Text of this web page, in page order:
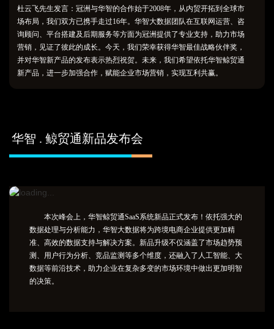
的价值释放与循环。
建立了彼此共同的成长，这个
团队我可以很负责任的讲：运
营很专业，服务很到位，是我
们非常尊敬和信赖的战略合作
伙伴！“
杜云飞先生发言：冠洲与华智的合作始于2008年，从内贸开拓到全球市
场布局，我们双方已携手走过16年。华智大数据团队在互联网运营、咨
询顾问、平台搭建及后期服务等方面为冠洲提供了专业支持，助力市场
营销，见证了彼此的成长。今天，我们荣幸获得华智最佳战略伙伴奖，
并对华智新产品的发布表示热烈祝贺。未来，我们希望依托华智鲸贸通
新产品，进一步加强合作，赋能企业市场营销，实现互利共赢。
华智 . 鲸贸通新品发布会
本次峰会上，华智鲸贸通SaaS系统新品正式发布！依托强大的
数据处理与分析能力，华智大数据将为跨境电商企业提供更加精
准、高效的数据支持与解决方案。新品升级不仅涵盖了市场趋势预
测、用户行为分析、竞品监测等多个维度，还融入了人工智能、大
数据等前沿技术，助力企业在复杂多变的市场环境中做出更加明智
的决策。